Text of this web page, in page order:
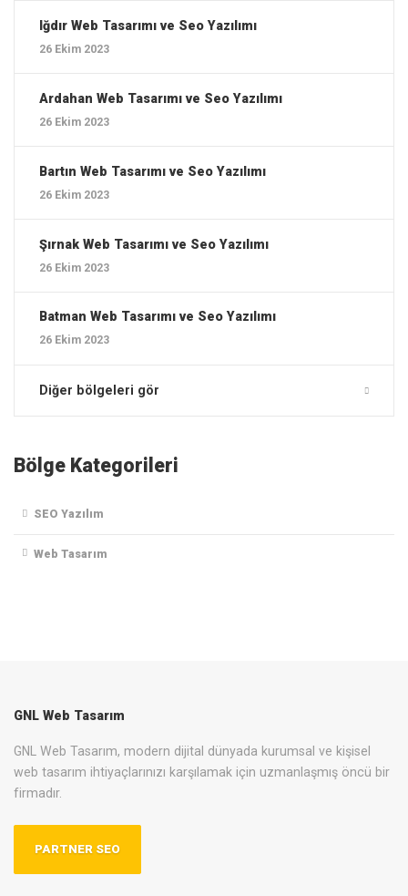
Iğdır ‎Web Tasarımı ve Seo Yazılımı
26 Ekim 2023
Ardahan ‎Web Tasarımı ve Seo Yazılımı
26 Ekim 2023
Bartın ‎Web Tasarımı ve Seo Yazılımı
26 Ekim 2023
Şırnak ‎Web Tasarımı ve Seo Yazılımı
26 Ekim 2023
Batman ‎Web Tasarımı ve Seo Yazılımı
26 Ekim 2023
Diğer bölgeleri gör
Bölge Kategorileri
SEO Yazılım
Web Tasarım
GNL Web Tasarım
GNL Web Tasarım, modern dijital dünyada kurumsal ve kişisel
web tasarım ihtiyaçlarınızı karşılamak için uzmanlaşmış öncü bir
firmadır.
PARTNER SEO